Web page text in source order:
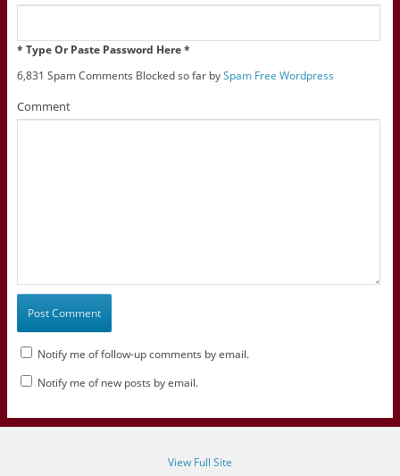
* Type Or Paste Password Here *
6,831 Spam Comments Blocked so far bySpam Free Wordpress
Comment
Notify me of follow-up comments by email.
Notify me of new posts by email.
View Full Site